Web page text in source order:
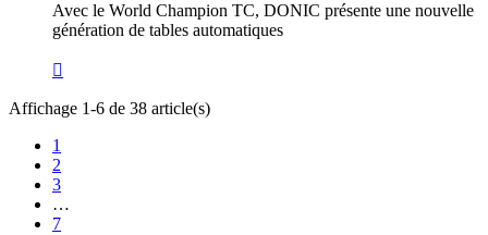
Avec le World Champion TC, DONIC présente une nouvelle
génération de tables automatiques

Affichage 1-6 de 38 article(s)
1
2
3
…
7